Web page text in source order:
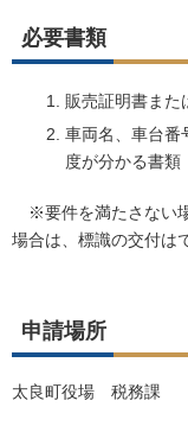
必要書類
販売証明書また
車両名、車台番
度が分かる書類
※要件を満たさない
場合は、標識の交付は
申請場所
太良町役場 税務課